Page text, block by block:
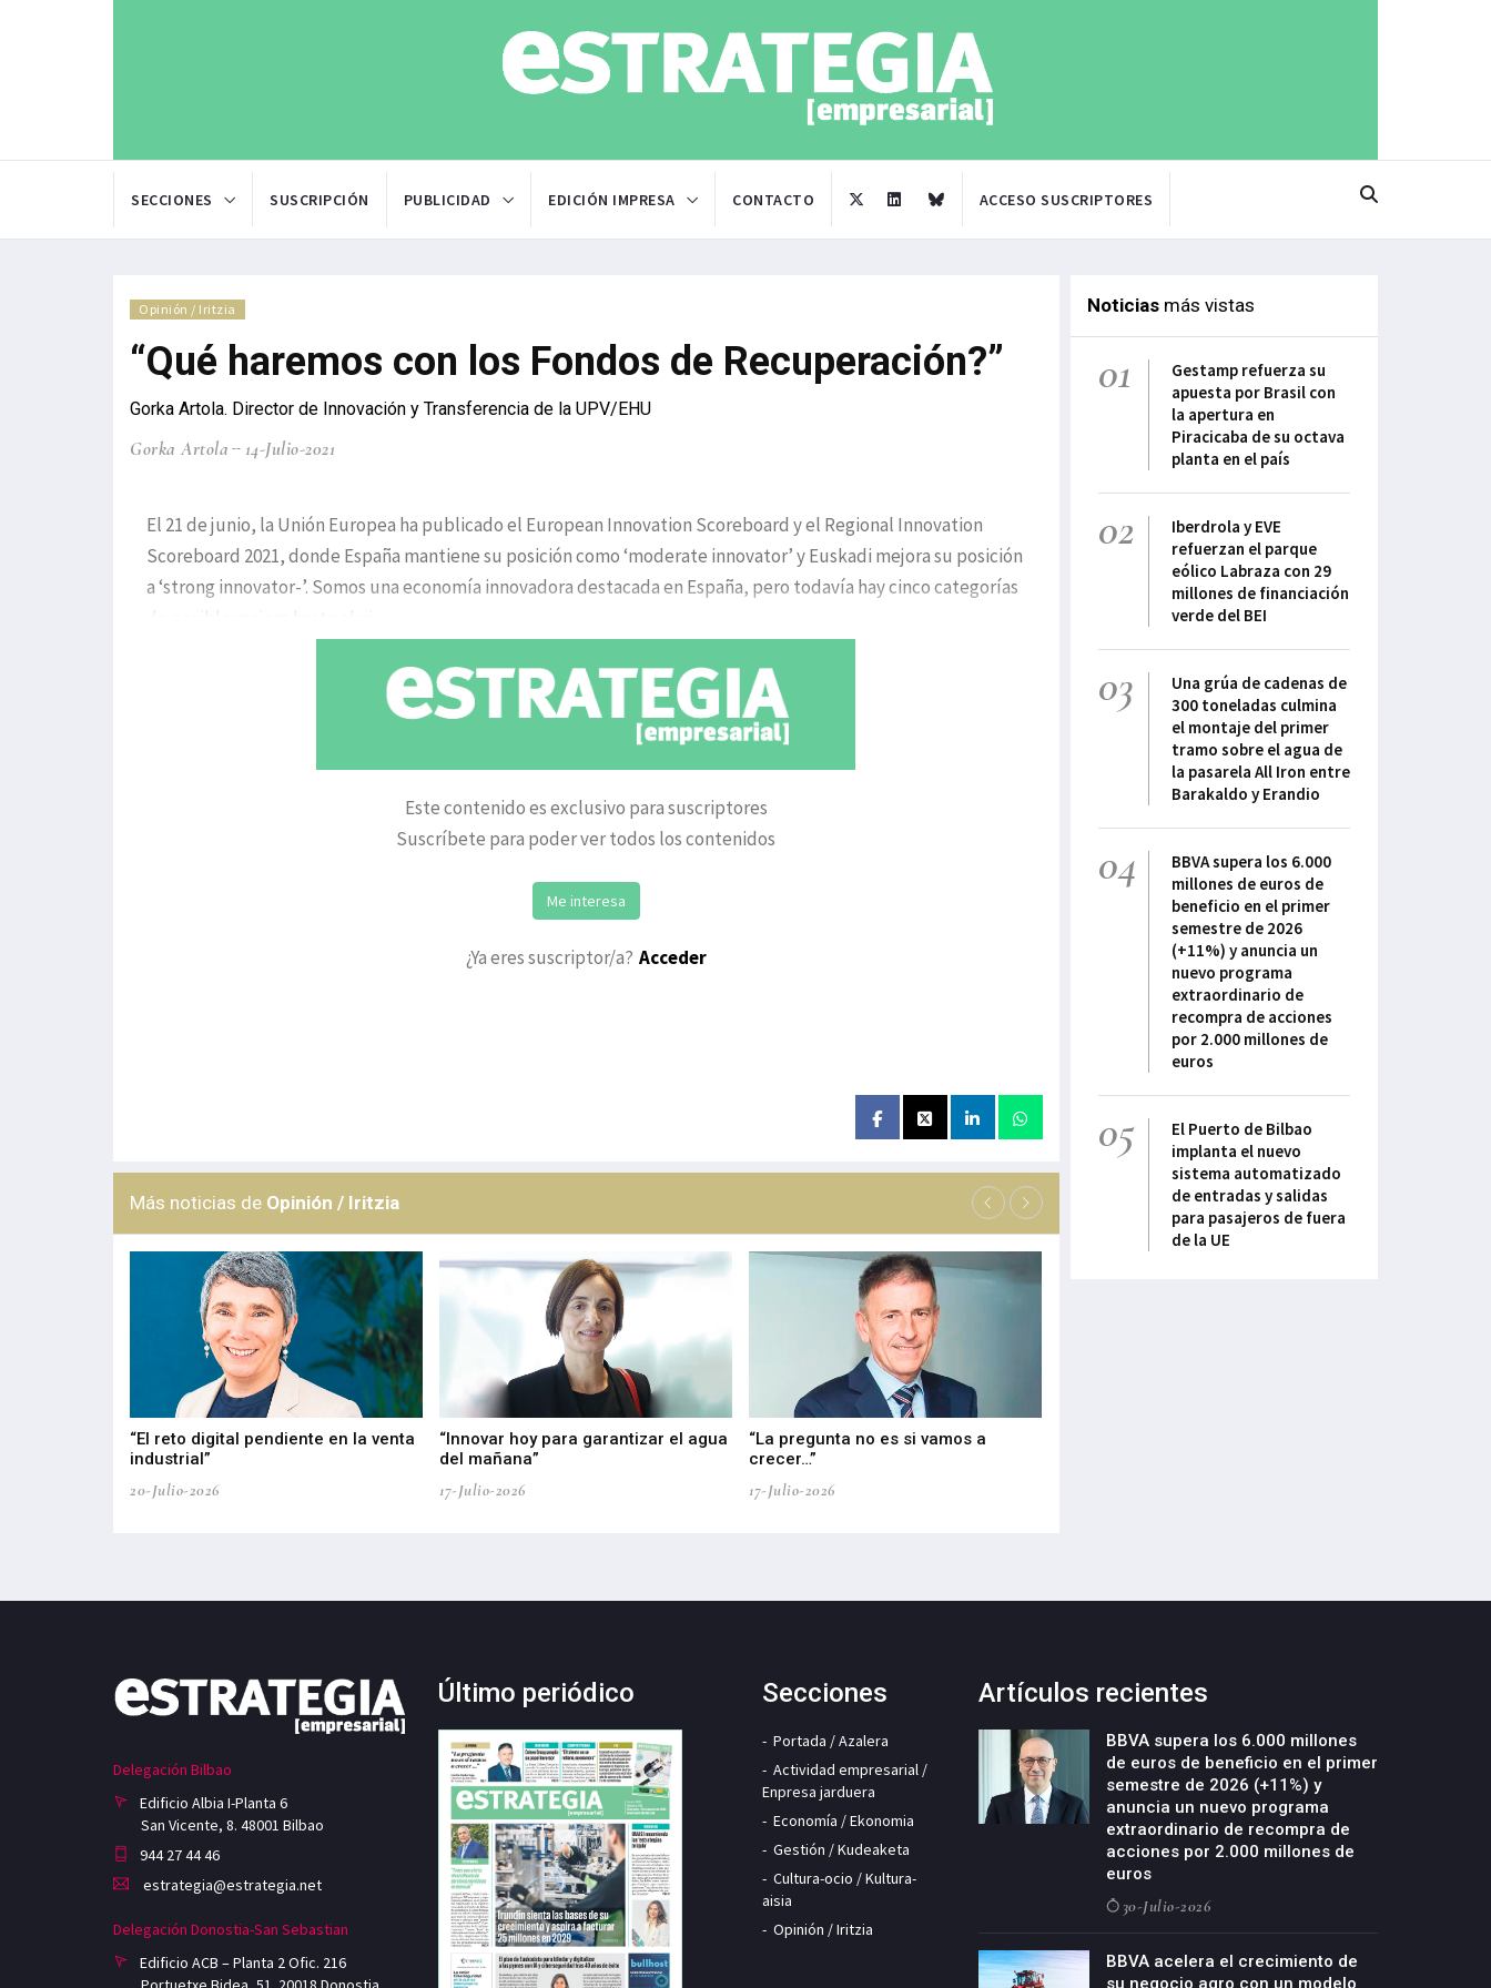
SECCIONES SUSCRIPCIÓN PUBLICIDAD EDICIÓN IMPRESA CONTACTO ACCESO SUSCRIPTORES
Opinión / Iritzia
“Qué haremos con los Fondos de Recuperación?”
Gorka Artola. Director de Innovación y Transferencia de la UPV/EHU
Gorka Artola 14-Julio-2021
El 21 de junio, la Unión Europea ha publicado el European Innovation Scoreboard y el Regional Innovation
Scoreboard 2021, donde España mantiene su posición como ‘moderate innovator’ y Euskadi mejora su posición
a ‘strong innovator-’. Somos una economía innovadora destacada en España, pero todavía hay cinco categorías
de posible mejora hasta el ni
Este contenido es exclusivo para suscriptores
Suscríbete para poder ver todos los contenidos
Me interesa
¿Ya eres suscriptor/a? Acceder
Más noticias de Opinión / Iritzia
“El reto digital pendiente en la venta
industrial”
20-Julio-2026
“Innovar hoy para garantizar el agua
del mañana”
17-Julio-2026
“La pregunta no es si vamos a
crecer…”
17-Julio-2026
Noticiasmás vistas
01
Gestamp refuerza su
apuesta por Brasil con
la apertura en
Piracicaba de su octava
planta en el país
02
Iberdrola y EVE
refuerzan el parque
eólico Labraza con 29
millones de financiación
verde del BEI
03
Una grúa de cadenas de
300 toneladas culmina
el montaje del primer
tramo sobre el agua de
la pasarela All Iron entre
Barakaldo y Erandio
04
BBVA supera los 6.000
millones de euros de
beneficio en el primer
semestre de 2026
(+11%) y anuncia un
nuevo programa
extraordinario de
recompra de acciones
por 2.000 millones de
euros
05
El Puerto de Bilbao
implanta el nuevo
sistema automatizado
de entradas y salidas
para pasajeros de fuera
de la UE
Delegación Bilbao
Edificio Albia I-Planta 6
San Vicente, 8. 48001 Bilbao
944 27 44 46
estrategia@estrategia.net
Delegación Donostia-San Sebastian
Edificio ACB – Planta 2 Ofic. 216
Último periódico Secciones
Portada / Azalera
Actividad empresarial /
Enpresa jarduera
Economía / Ekonomia
Gestión / Kudeaketa
Cultura-ocio / Kultura-
aisia
Opinión / Iritzia
Artículos recientes
BBVA supera los 6.000 millones
de euros de beneficio en el primer
semestre de 2026 (+11%) y
anuncia un nuevo programa
extraordinario de recompra de
acciones por 2.000 millones de
euros
30-Julio-2026
BBVA acelera el crecimiento de
su negocio agro con un modelo